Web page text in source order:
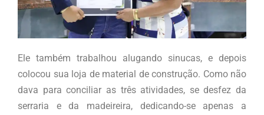
Ele também trabalhou alugando sinucas, e depois
colocou sua loja de material de construção. Como não
dava para conciliar as três atividades, se desfez da
serraria e da madeireira, dedicando-se apenas a